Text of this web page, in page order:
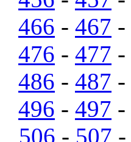
466 - 467 -
476 - 477 -
486 - 487 -
496 - 497 -
506 - 507 -